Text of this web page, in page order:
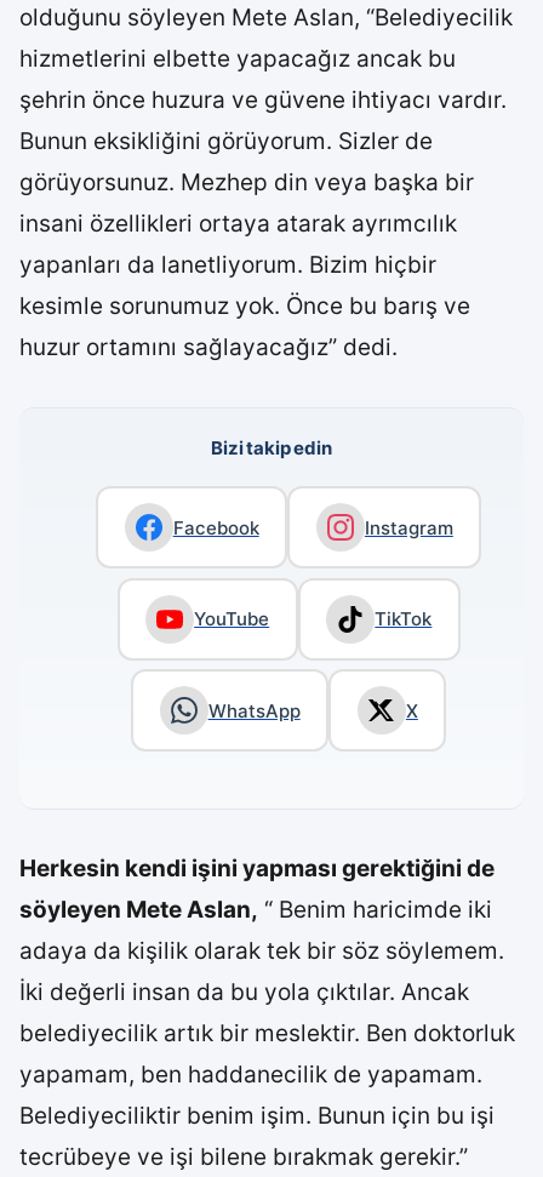
olduğunu söyleyen Mete Aslan, “Belediyecilik
hizmetlerini elbette yapacağız ancak bu
şehrin önce huzura ve güvene ihtiyacı vardır.
Bunun eksikliğini görüyorum. Sizler de
görüyorsunuz. Mezhep din veya başka bir
insani özellikleri ortaya atarak ayrımcılık
yapanları da lanetliyorum. Bizim hiçbir
kesimle sorunumuz yok. Önce bu barış ve
huzur ortamını sağlayacağız” dedi.
Bizi takip edin
Facebook Instagram
YouTube TikTok
WhatsApp X
Herkesin kendi işini yapması gerektiğini de
söyleyen Mete Aslan, “ Benim haricimde iki
adaya da kişilik olarak tek bir söz söylemem.
İki değerli insan da bu yola çıktılar. Ancak
belediyecilik artık bir meslektir. Ben doktorluk
yapamam, ben haddanecilik de yapamam.
Belediyeciliktir benim işim. Bunun için bu işi
tecrübeye ve işi bilene bırakmak gerekir.”